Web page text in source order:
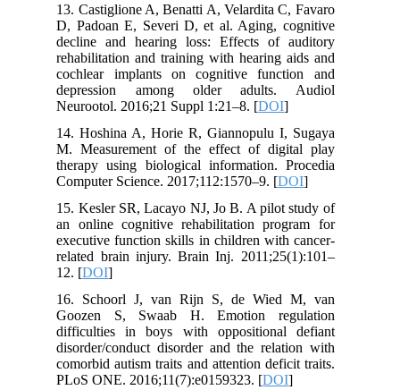
13. Castiglione A, Benatti A, Velardita C, Favaro
D, Padoan E, Severi D, et al. Aging, cognitive
decline and hearing loss: Effects of auditory
rehabilitation and training with hearing aids and
cochlear implants on cognitive function and
depression among older adults. Audiol
Neurootol. 2016;21 Suppl 1:21–8. [DOI
14. Hoshina A, Horie R, Giannopulu I, Sugaya
M. Measurement of the effect of digital play
therapy using biological information. Procedia
Computer Science. 2017;112:1570–9. [DOI
15. Kesler SR, Lacayo NJ, Jo B. A pilot study of
an online cognitive rehabilitation program for
executive function skills in children with cancer-
related brain injury. Brain Inj. 2011;25(1):101–
12. [DOI
16. Schoorl J, van Rijn S, de Wied M, van
Goozen S, Swaab H. Emotion regulation
difficulties in boys with oppositional defiant
disorder/conduct disorder and the relation with
comorbid autism traits and attention deficit traits.
PLoS ONE. 2016;11(7):e0159323. [DOI